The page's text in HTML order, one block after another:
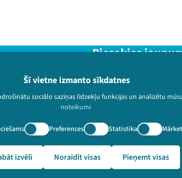
Šī vietne izmanto sīkdatnes
sociālo saziņas līdzekļu funkcijas un analizētu
noteikumi
Preferences Statistika
izvēli Noraidīt visas Pieņemt visas
Piesakies
Nepalaid garām aktuālāko
festivalslampa.lv/lv/video-arhivs/1913